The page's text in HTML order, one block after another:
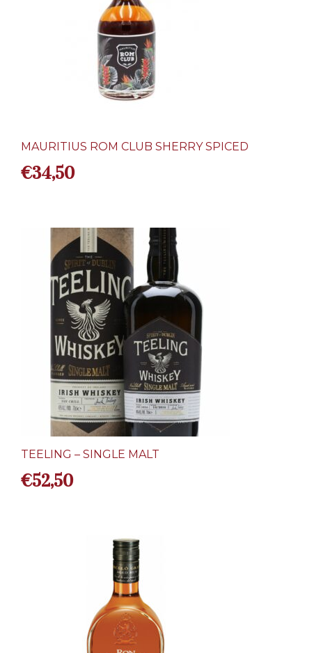
MAURITIUS ROM CLUB SHERRY SPICED
€34,50
TEELING – SINGLE MALT
€52,50